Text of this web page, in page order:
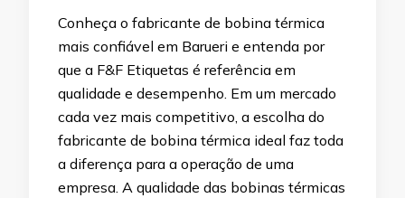
Conheça o fabricante de bobina térmica
mais confiável em Barueri e entenda por
que a F&F Etiquetas é referência em
qualidade e desempenho. Em um mercado
cada vez mais competitivo, a escolha do
fabricante de bobina térmica ideal faz toda
a diferença para a operação de uma
empresa. A qualidade das bobinas térmicas